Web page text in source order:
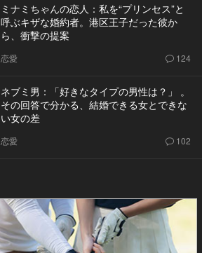
ミナミちゃんの恋人：私を“プリンセス”と
呼ぶキザな婚約者。港区王子だった彼か
ら、衝撃の提案
恋愛 124
ネブミ男：「好きなタイプの男性は？」 。
その回答で分かる、結婚できる女とできな
い女の差
恋愛 102